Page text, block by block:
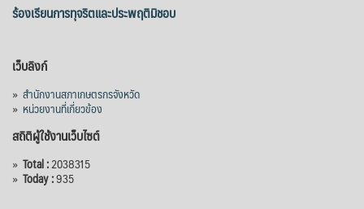
ร้องเรียนการทุจริตและประพฤติมิชอบ
เว็บลิงก์
» สำนักงานสภาเกษตรกรจังหวัด
» หน่วยงานที่เกี่ยวข้อง
สถิติผู้ใช้งานเว็บไซต์
» Total :2038315
» Today :935